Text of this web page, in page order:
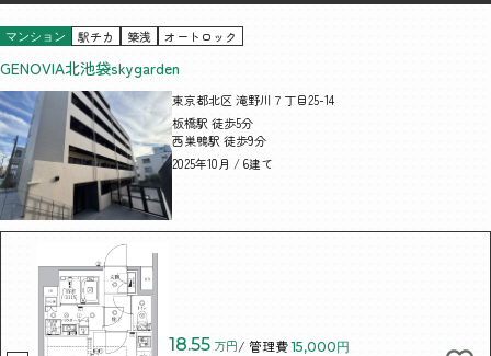
マンション 駅チカ 築浅 オートロック
GENOVIA北池袋skygarden
東京都北区 滝野川７丁目25-14
板橋駅 徒歩5分
西巣鴨駅 徒歩9分
2025年10月 / 6建て
18.55 万円/ 管理費 15,000円